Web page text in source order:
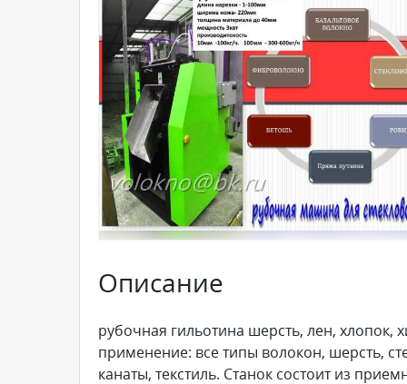
Товары и услуги
Добавить товар или услугу
Описание
рубочная гильотина шерсть, лен, хлопок,
применение: все типы волокон, шерсть,
канаты, текстиль. Станок состоит из